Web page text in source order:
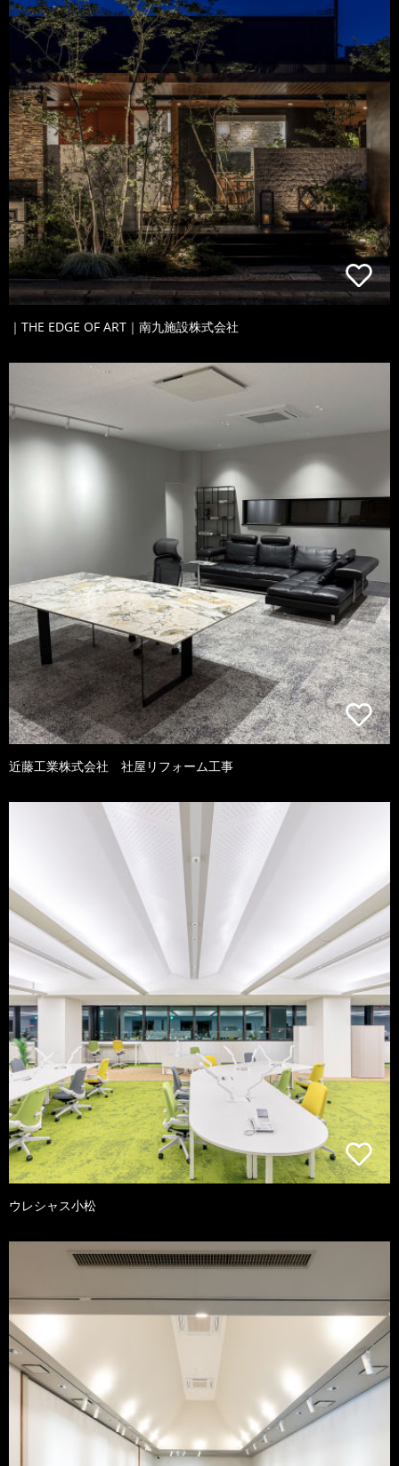
｜THE EDGE OF ART｜南九施設株式会社
近藤工業株式会社 社屋リフォーム工事
ウレシャス小松